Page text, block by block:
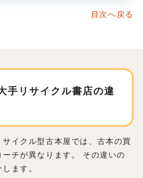
目次へ戻る
手リサイクル書店の違
イクル型古本屋では、古本の買
チが異なります。 その違いの
ます。